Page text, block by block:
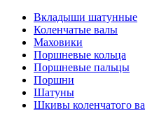
Вкладыши шатунные
Коленчатые валы
Маховики
Поршневые кольца
Поршневые пальцы
Поршни
Шатуны
Шкивы коленчатого